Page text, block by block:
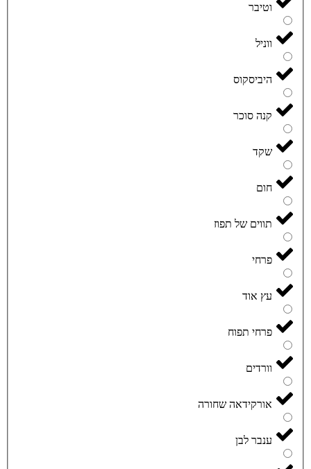
וטיבר
ווניל
היביסקוס
קנה סוכר
שקד
חום
תווים של תפוז
פרחי
עץ אוד
פרחי תפוח
וורדים
אורקידאה שחורה
ענבר לבן